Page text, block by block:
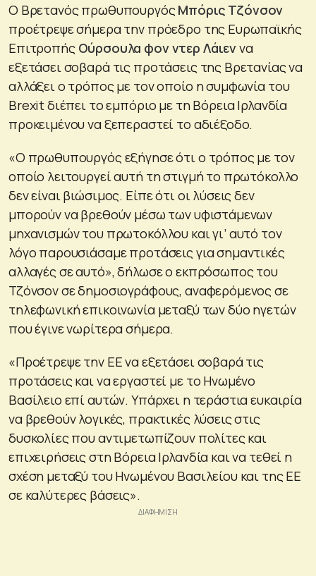
Ο Βρετανός πρωθυπουργόςΜπόρις Τζόνσον
προέτρεψε σήμερα την πρόεδρο της Ευρωπαϊκής
Επιτροπής Ούρσουλα φον ντερ Λάιεννα
εξετάσει σοβαρά τις προτάσεις της Βρετανίας να
αλλάξει ο τρόπος με τον οποίο η συμφωνία του
Brexit διέπει το εμπόριο με τη Βόρεια Ιρλανδία
προκειμένου να ξεπεραστεί το αδιέξοδο.
«Ο πρωθυπουργός εξήγησε ότι ο τρόπος με τον
οποίο λειτουργεί αυτή τη στιγμή το πρωτόκολλο
δεν είναι βιώσιμος. Είπε ότι οι λύσεις δεν
μπορούν να βρεθούν μέσω των υφιστάμενων
μηχανισμών του πρωτοκόλλου και γι’ αυτό τον
λόγο παρουσιάσαμε προτάσεις για σημαντικές
αλλαγές σε αυτό», δήλωσε ο εκπρόσωπος του
Τζόνσον σε δημοσιογράφους, αναφερόμενος σε
τηλεφωνική επικοινωνία μεταξύ των δύο ηγετών
που έγινε νωρίτερα σήμερα.
«Προέτρεψε την ΕΕ να εξετάσει σοβαρά τις
προτάσεις και να εργαστεί με το Ηνωμένο
Βασίλειο επί αυτών. Υπάρχει η τεράστια ευκαιρία
να βρεθούν λογικές, πρακτικές λύσεις στις
δυσκολίες που αντιμετωπίζουν πολίτες και
επιχειρήσεις στη Βόρεια Ιρλανδία και να τεθεί η
σχέση μεταξύ του Ηνωμένου Βασιλείου και της ΕΕ
σε καλύτερες βάσεις».